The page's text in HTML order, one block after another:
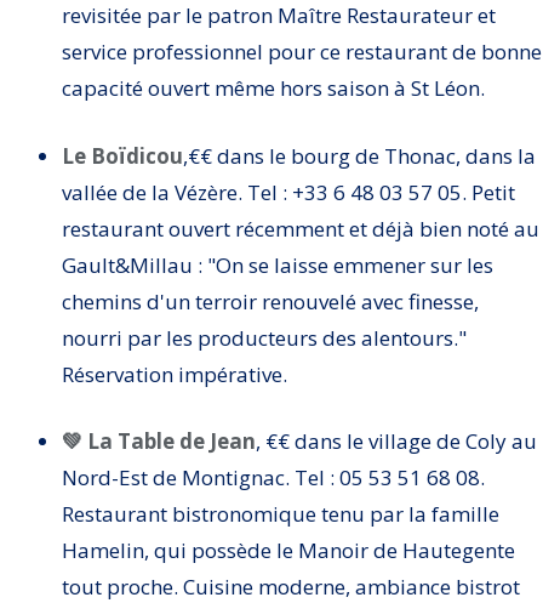
revisitée par le patron Maître Restaurateur et
service professionnel pour ce restaurant de bonne
capacité ouvert même hors saison à St Léon.
Le Boïdicou,€€ dans le bourg de Thonac, dans la
vallée de la Vézère. Tel : +33 6 48 03 57 05. Petit
restaurant ouvert récemment et déjà bien noté au
Gault&Millau : "On se laisse emmener sur les
chemins d'un terroir renouvelé avec finesse,
nourri par les producteurs des alentours."
Réservation impérative.
💚 La Table de Jean, €€ dans le village de Coly au
Nord-Est de Montignac. Tel : 05 53 51 68 08.
Restaurant bistronomique tenu par la famille
Hamelin, qui possède le Manoir de Hautegente
tout proche. Cuisine moderne, ambiance bistrot